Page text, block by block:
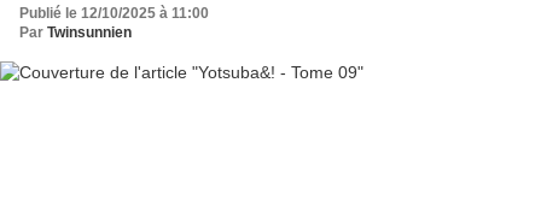
Publié le 12/10/2025 à 11:00
Par Twinsunnien